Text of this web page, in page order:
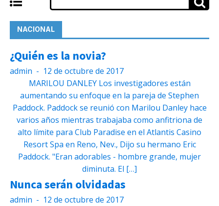
NACIONAL
¿Quién es la novia?
admin - 12 de octubre de 2017
MARILOU DANLEY Los investigadores están
aumentando su enfoque en la pareja de Stephen
Paddock. Paddock se reunió con Marilou Danley hace
varios años mientras trabajaba como anfitriona de
alto límite para Club Paradise en el Atlantis Casino
Resort Spa en Reno, Nev., Dijo su hermano Eric
Paddock. "Eran adorables - hombre grande, mujer
diminuta. El […]
Nunca serán olvidadas
admin - 12 de octubre de 2017